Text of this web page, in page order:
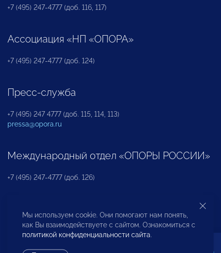
+7 (495) 247-4777 (доб. 116, 117)
Ассоциация «НП «ОПОРА»
+7 (495) 247-4777 (доб. 124)
Пресс-служба
+7 (495) 247 4777 (доб. 115, 114, 113)
pressa@opora.ru
Международный отдел «ОПОРЫ РОССИИ»
+7 (495) 247-4777 (доб. 126)
Бюро по защите прав предпринимателей и
инвесторов
Мы используем cookie. Они помогают нам понять,
как Вы взаимодействуете с сайтом. Ознакомиться с
политикой конфиденциальности сайта.